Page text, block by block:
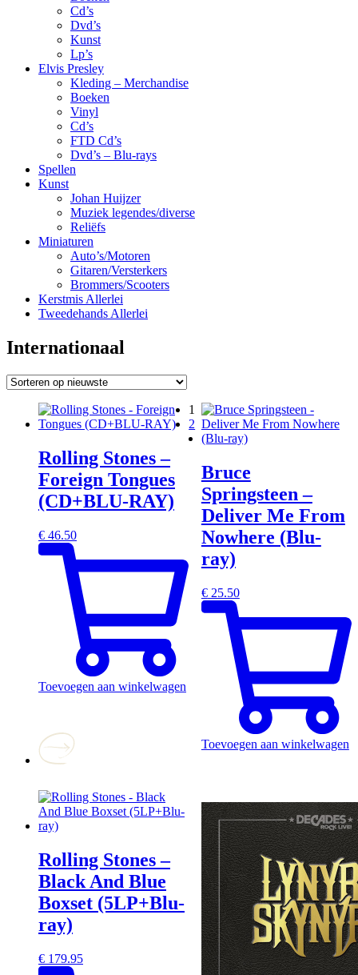
Cd’s
Dvd’s
Kunst
Lp’s
Elvis Presley
Kleding – Merchandise
Boeken
Vinyl
Cd’s
FTD Cd’s
Dvd’s – Blu-rays
Spellen
Kunst
Johan Huijzer
Muziek legendes/diverse
Reliëfs
Miniaturen
Auto’s/Motoren
Gitaren/Versterkers
Brommers/Scooters
Kerstmis Allerlei
Tweedehands Allerlei
Internationaal
Rolling Stones –
Foreign Tongues
(CD+BLU-RAY)
€ 46.50
Toevoegen aan winkelwagen
Bruce
Springsteen –
Deliver Me From
Nowhere (Blu-
ray)
€25.50
Toevoegen aan winkelwagen
Rolling Stones –
Black And Blue
Boxset (5LP+Blu-
ray)
€ 179.95
1
2